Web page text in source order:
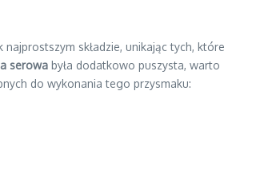
składzie, unikając tych, które
serowa była dodatkowo puszysta, warto
do wykonania tego przysmaku: